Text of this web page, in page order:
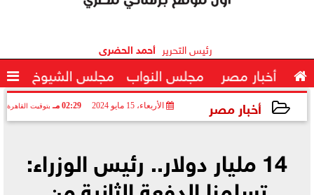
رئيس التحرير أحمد الحضرى
 أخبار مصر مجلس النواب مجلس الشيوخ 
أخبار مصر الأربعاء، 15 مايو 2024 02:29 مـ بتوقيت القاهرة
14 مليار دولار.. رئيس الوزراء: